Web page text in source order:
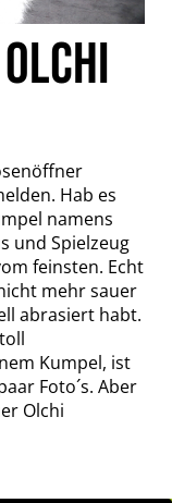
Hab es
namens
und Spielzeug
feinsten. Echt
mehr sauer
abrasiert habt.
Kumpel, ist
Foto´s. Aber
Olchi